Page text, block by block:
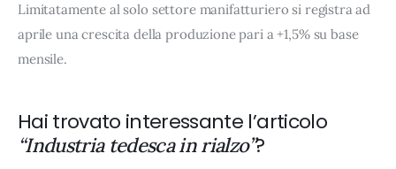
Limitatamente al solo settore manifatturiero si registra ad
aprile una crescita della produzione pari a +1,5% su base
mensile.
Hai trovato interessante l’articolo
“Industria tedesca in rialzo”?